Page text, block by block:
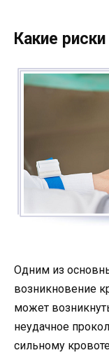
Какие
Одним из
возникновение
может
неудачное
сильному